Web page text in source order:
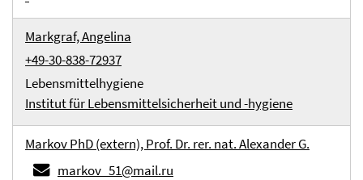
Markgraf, Angelina
+49-30-838-72937
Lebensmittelhygiene
Institut für Lebensmittelsicherheit und -hygiene
Markov PhD (extern), Prof. Dr. rer. nat. Alexander G.
markov_51@mail.ru